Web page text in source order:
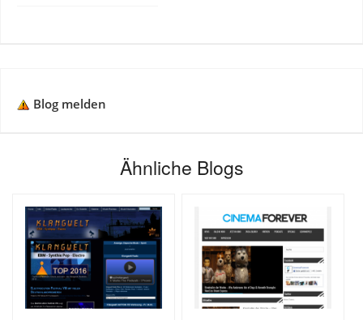
Blog melden
Ähnliche Blogs